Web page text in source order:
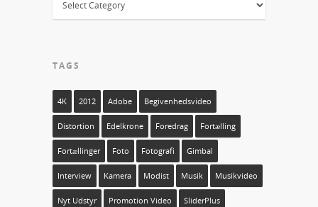
TAGS
4K 2012 Adobe Begivenhedsvideo
Distortion Edelkrone Foredrag Fortælling
Fortællinger Foto Fotografi Gimbal
Interview Kamera Modist Musik Musikvideo
Nyt Udstyr Promotion Video SliderPlus